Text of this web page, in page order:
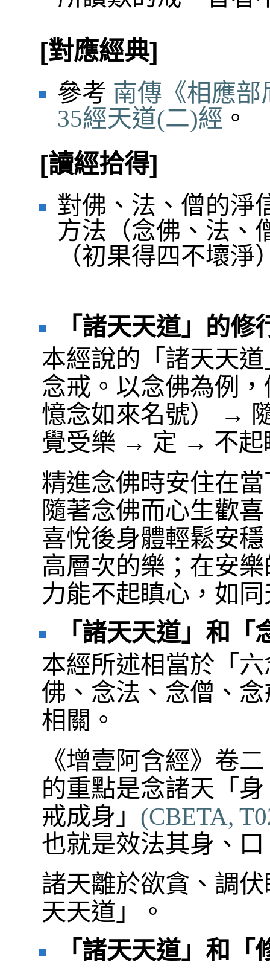
[對應經典]
參考 南傳《相應部
35經天道(二)經 。
[讀經拾得]
對佛、法、僧的淨
方法（念佛、法、
（初果得四不壞淨
「諸天天道」的修
本經說的「諸天天
念戒。以念佛為例
憶念如來名號） →
覺受樂 → 定 → 不起
精進念佛時安住在
隨著念佛而心生歡
喜悅後身體輕鬆安
高層次的樂；在安
力能不起瞋心，如
「諸天天道」和「
本經所述相當於「
佛、念法、念僧、
相關。
《增壹阿含經》卷
的重點是念諸天「
戒成身」 (CBETA,
也就是效法其身、
諸天離於欲貪、調
天天道」。
「諸天天道」和「